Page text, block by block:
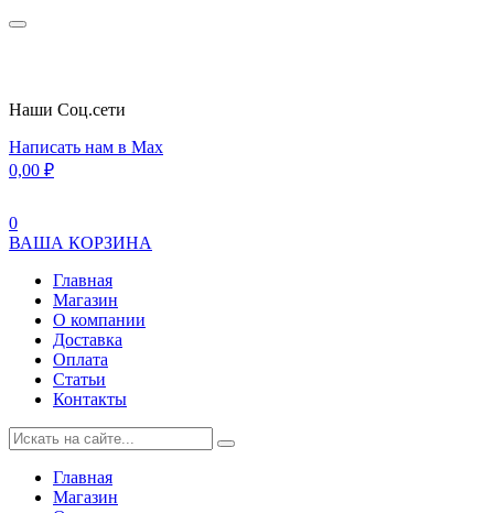
Наши Cоц.сети
Написать нам в Max
0,00 ₽
0
ВАША КОРЗИНА
Главная
Магазин
О компании
Доставка
Оплата
Статьи
Контакты
Главная
Магазин